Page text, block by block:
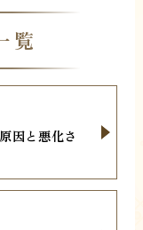
覧
因と悪化さ